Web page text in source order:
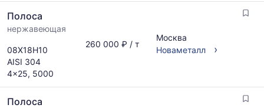
Полоса
нержавеющая
08Х18Н10
AISI 304
4x25, 5000
260 000 ₽ / т
Москва
Новаметалл
›
Полоса